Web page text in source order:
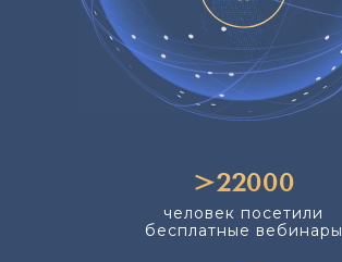
>22000
человек посетили
бесплатные вебинары